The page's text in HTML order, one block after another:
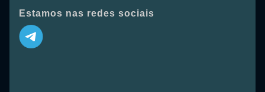
Estamos nas redes sociais